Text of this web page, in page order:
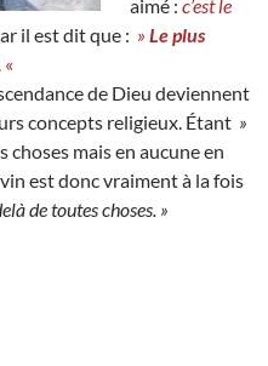
aimé : c’est le
il est dit que : » Le plus
. «
de Dieu deviennent
concepts religieux. Étant »
choses mais en aucune en
est donc vraiment à la fois
de toutes choses. »